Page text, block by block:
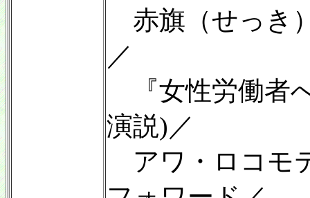
赤旗（せっき
／
『女性労働者
演説)／
アワ・ロコモ